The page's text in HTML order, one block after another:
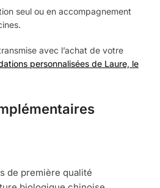
seul ou en accompagnement
avec l’achat de votre
personnalisées de Laure, le
de première qualité